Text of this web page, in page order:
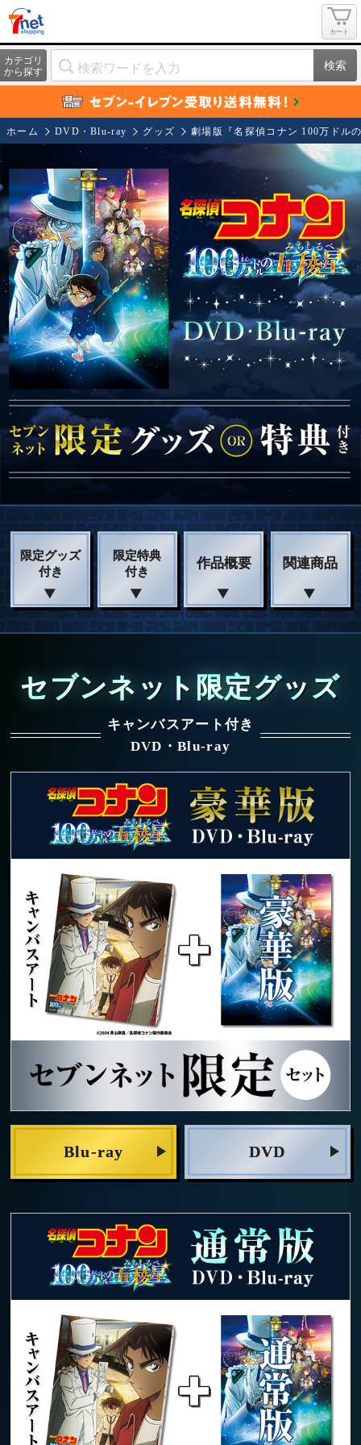
カート
カテゴリ
から探す
検索
ホーム DVD・Blu-ray グッズ 劇場版『名探偵コナン 100万ドル
限定グッズ
付き
限定特典
付き
作品概要 関連商品
セブンネット限定グッズ
キャンバスアート付き
DVD・Blu-ray
Blu-ray DVD